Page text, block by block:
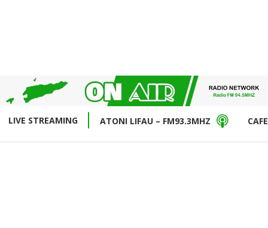
LIVE STREAMING ATONI LIFAU – FM93.3MHZ